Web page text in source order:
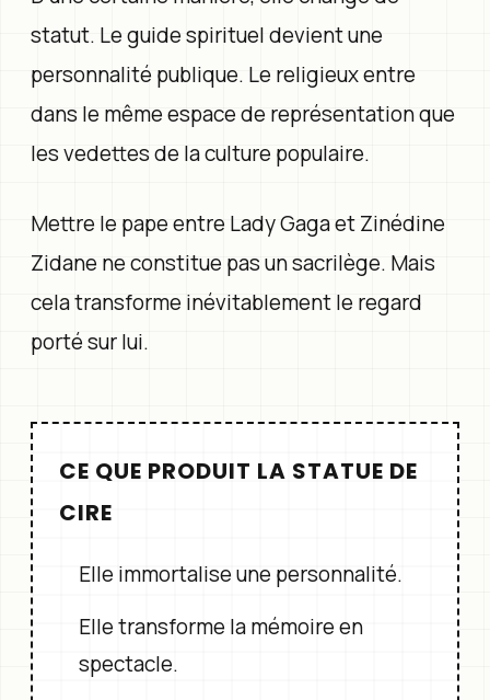
statut. Le guide spirituel devient une
personnalité publique. Le religieux entre
dans le même espace de représentation que
les vedettes de la culture populaire.
Mettre le pape entre Lady Gaga et Zinédine
Zidane ne constitue pas un sacrilège. Mais
cela transforme inévitablement le regard
porté sur lui.
CE QUE PRODUIT LA STATUE DE
CIRE
Elle immortalise une personnalité.
Elle transforme la mémoire en
spectacle.